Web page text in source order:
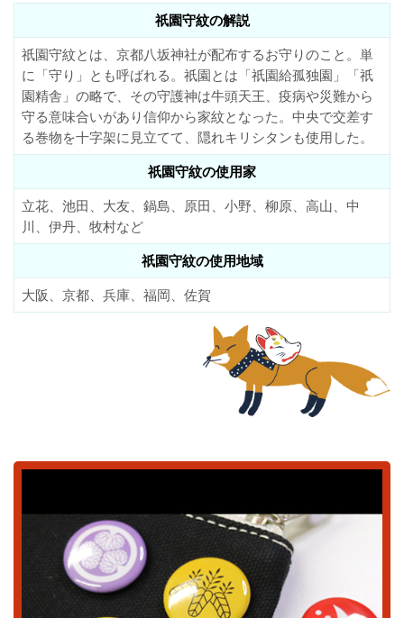
祇園守紋の解説
祇園守紋とは、京都八坂神社が配布するお守りのこと。単
に「守り」とも呼ばれる。祇園とは「祇園給孤独園」「祇
園精舎」の略で、その守護神は牛頭天王、疫病や災難から
守る意味合いがあり信仰から家紋となった。中央で交差す
る巻物を十字架に見立てて、隠れキリシタンも使用した。
祇園守紋の使用家
立花、池田、大友、鍋島、原田、小野、柳原、高山、中
川、伊丹、牧村など
祇園守紋の使用地域
大阪、京都、兵庫、福岡、佐賀